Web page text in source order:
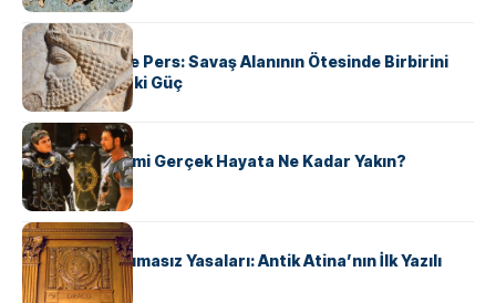
KÜLTÜR
Antik Yunan ve Pers: Savaş Alanının Ötesinde Birbirini
Şekillendiren İki Güç
KÜLTÜR
‘Gladiator’ Filmi Gerçek Hayata Ne Kadar Yakın?
KÜLTÜR
Draco’nun Acımasız Yasaları: Antik Atina’nın İlk Yazılı
Hukuk Kodu